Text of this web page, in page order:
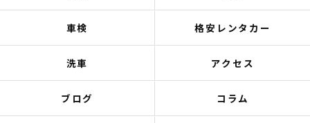
車検 格安レンタカー
洗車 アクセス
ブログ コラム